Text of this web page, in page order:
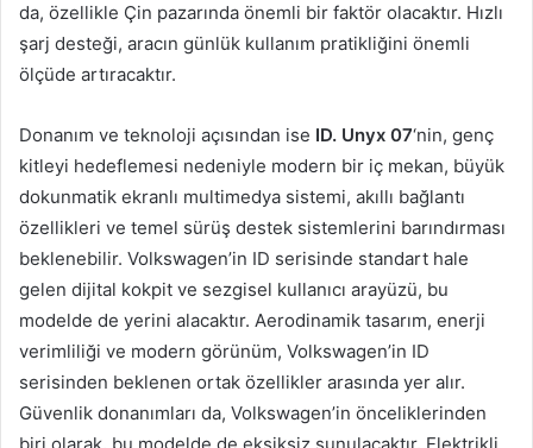
da, özellikle Çin pazarında önemli bir faktör olacaktır. Hızlı
şarj desteği, aracın günlük kullanım pratikliğini önemli
ölçüde artıracaktır.
Donanım ve teknoloji açısından ise ID. Unyx 07‘nin, genç
kitleyi hedeflemesi nedeniyle modern bir iç mekan, büyük
dokunmatik ekranlı multimedya sistemi, akıllı bağlantı
özellikleri ve temel sürüş destek sistemlerini barındırması
beklenebilir. Volkswagen’in ID serisinde standart hale
gelen dijital kokpit ve sezgisel kullanıcı arayüzü, bu
modelde de yerini alacaktır. Aerodinamik tasarım, enerji
verimliliği ve modern görünüm, Volkswagen’in ID
serisinden beklenen ortak özellikler arasında yer alır.
Güvenlik donanımları da, Volkswagen’in önceliklerinden